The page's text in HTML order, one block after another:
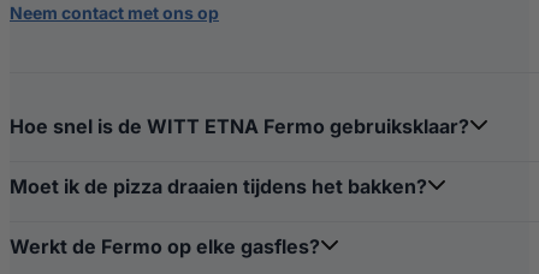
Neem contact met ons op
Hoe snel is de WITT ETNA Fermo gebruiksklaar?
Moet ik de pizza draaien tijdens het bakken?
Werkt de Fermo op elke gasfles?